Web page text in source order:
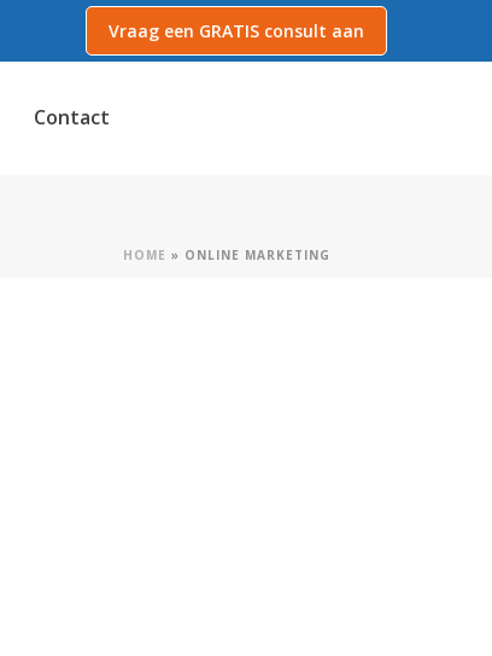
Vraag een GRATIS consult aan
Contact
HOME » ONLINE MARKETING